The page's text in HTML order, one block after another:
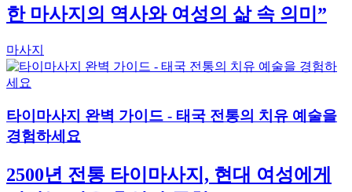
한 마사지의 역사와 여성의 삶 속 의미”
마사지
타이마사지 완벽 가이드 - 태국 전통의 치유 예술을
경험하세요
2500년 전통 타이마사지, 현대 여성에게